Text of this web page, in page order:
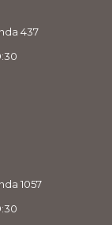
437
1057